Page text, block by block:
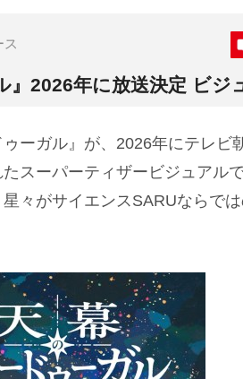
』2026年に放送決定 ビジ
ーガル』が、2026年にテレビ
スーパーティザービジュアル
々がサイエンスSARUならで